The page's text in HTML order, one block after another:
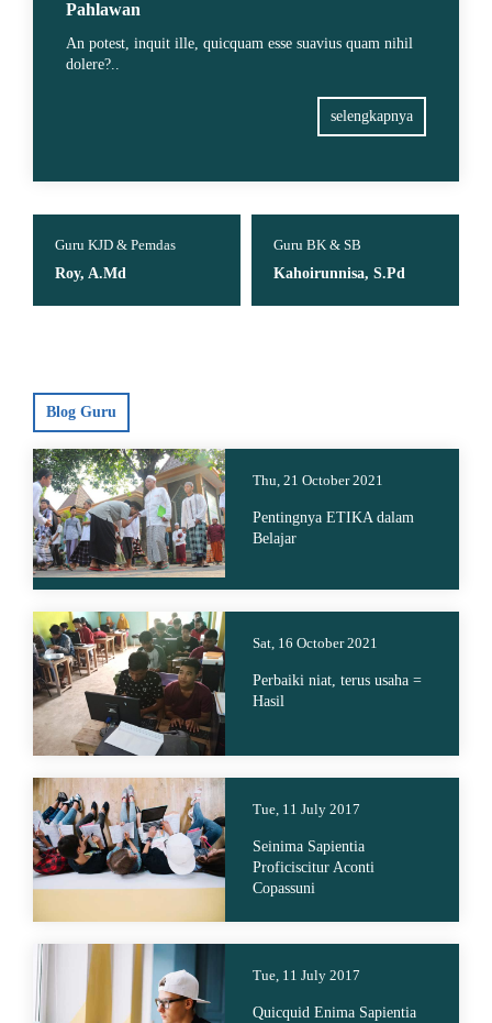
Pahlawan
An potest, inquit ille, quicquam esse suavius quam nihil
dolere?..
selengkapnya
Guru KJD & Pemdas
Roy, A.Md
Guru BK & SB
Kahoirunnisa, S.Pd
Blog Guru
Thu, 21 October 2021
Pentingnya ETIKA dalam
Belajar
Sat, 16 October 2021
Perbaiki niat, terus usaha =
Hasil
Tue, 11 July 2017
Seinima Sapientia
Proficiscitur Aconti
Copassuni
Tue, 11 July 2017
Quicquid Enima Sapientia